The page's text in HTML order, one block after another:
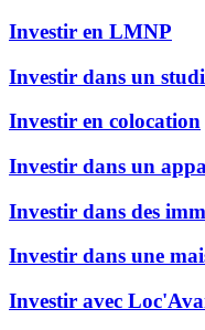
Investir en LMNP
Investir dans un
Investir en colocation
Investir dans un
Investir dans des
Investir dans une
Investir avec